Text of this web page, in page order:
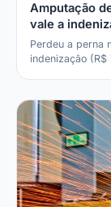
Amputação
vale a
Perdeu a perna
indenização